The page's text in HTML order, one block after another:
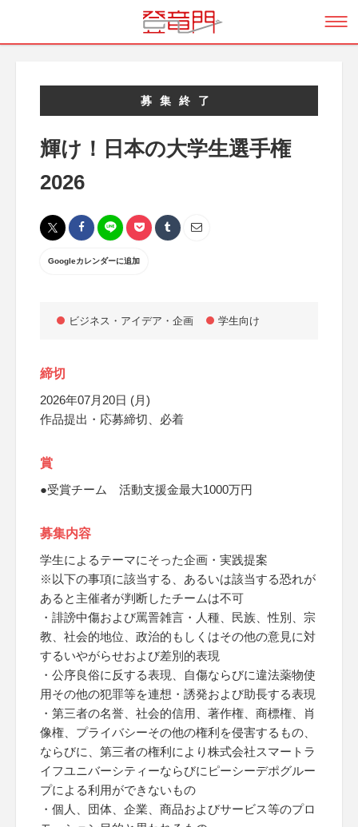
募集終了
輝け！日本の大学生選手権
2026
Googleカレンダーに追加
ビジネス・アイデア・企画 学生向け
締切
2026年07月20日 (月)
作品提出・応募締切、必着
賞
●受賞チーム 活動支援金最大1000万円
募集内容
学生によるテーマにそった企画・実践提案
※以下の事項に該当する、あるいは該当する恐れが
あると主催者が判断したチームは不可
・誹謗中傷および罵詈雑言・人種、民族、性別、宗
教、社会的地位、政治的もしくはその他の意見に対
するいやがらせおよび差別的表現
・公序良俗に反する表現、自傷ならびに違法薬物使
用その他の犯罪等を連想・誘発および助長する表現
・第三者の名誉、社会的信用、著作権、商標権、肖
像権、プライバシーその他の権利を侵害するもの、
ならびに、第三者の権利により株式会社スマートラ
イフユニバーシティーならびにピーシーデポグルー
プによる利用ができないもの
・個人、団体、企業、商品およびサービス等のプロ